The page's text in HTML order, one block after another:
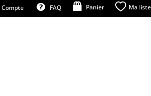
Compte FAQ Panier Ma liste